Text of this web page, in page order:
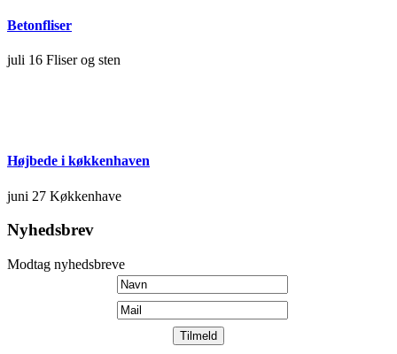
Betonfliser
juli 16 Fliser og sten
Højbede i køkkenhaven
juni 27 Køkkenhave
Nyhedsbrev
Modtag nyhedsbreve